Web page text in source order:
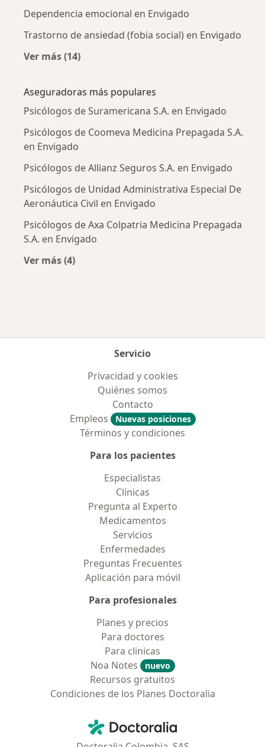
Dependencia emocional en Envigado
Trastorno de ansiedad (fobia social) en Envigado
Ver más (14)
Aseguradoras más populares
Psicólogos de Suramericana S.A. en Envigado
Psicólogos de Coomeva Medicina Prepagada S.A.
en Envigado
Psicólogos de Allianz Seguros S.A. en Envigado
Psicólogos de Unidad Administrativa Especial De
Aeronáutica Civil en Envigado
Psicólogos de Axa Colpatria Medicina Prepagada
S.A. en Envigado
Ver más (4)
Servicio
Privacidad y cookies
Quiénes somos
Contacto
Empleos
Nuevas posiciones
Términos y condiciones
Para los pacientes
Especialistas
Clínicas
Pregunta al Experto
Medicamentos
Servicios
Enfermedades
Preguntas Frecuentes
Aplicación para móvil
Para profesionales
Planes y precios
Para doctores
Para clinicas
Noa Notes
nuevo
Recursos gratuitos
Condiciones de los Planes Doctoralia
Doctoralia - Página de inicio